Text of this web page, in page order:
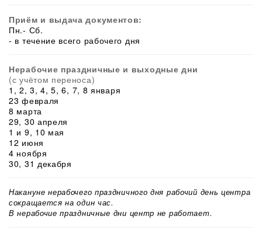
Приём и выдача документов:
Пн.- Сб.
- в течение всего рабочего дня
Нерабочие праздничные и выходные дни
(с учётом переноса)
1, 2, 3, 4, 5, 6, 7, 8 января
23 февраля
8 марта
29, 30 апреля
1 и 9, 10 мая
12 июня
4 ноября
30, 31 декабря
Накануне нерабочего праздничного дня рабочий день центра
сокращается на один час.
В нерабочие праздничные дни центр не работает.